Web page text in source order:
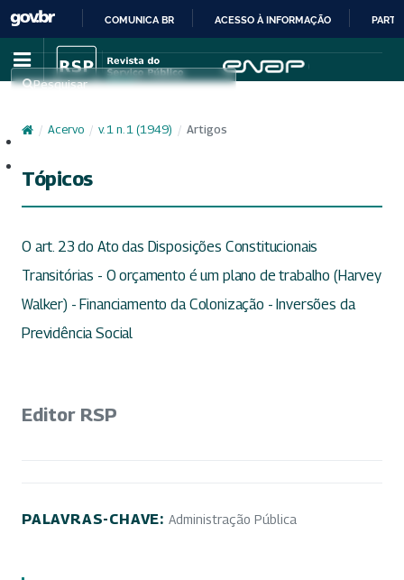
IR
PARA
CONTEÚDO
COMUNICA BR ACESSO À INFORMAÇÃO
Pesquisar
/ Acervo / v. 1 n. 1 (1949) / Artigos
Tópicos
O art. 23 do Ato das Disposições Constitucionais
Transitórias - O orçamento é um plano de trabalho (Harvey
Walker) - Financiamento da Colonização - Inversões da
Previdência Social
Editor RSP
PALAVRAS-CHAVE: Administração Pública